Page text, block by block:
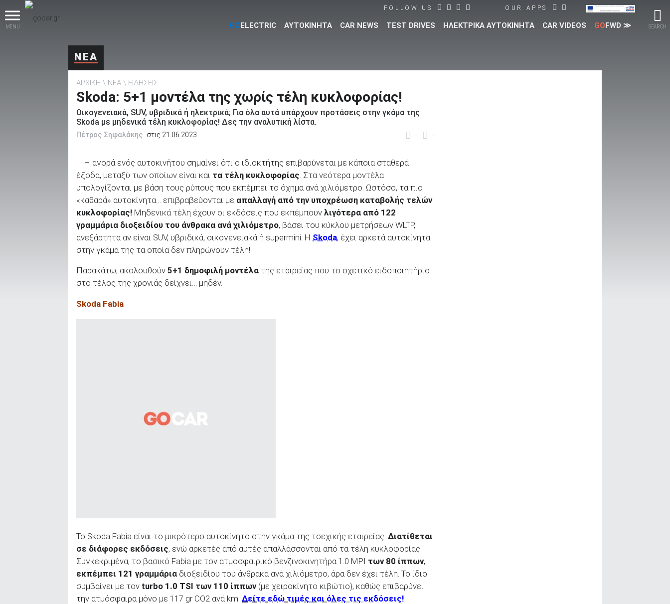
MENU SEARCH
FOLLOW US OUR APPS
GOELECTRIC ΑΥΤΟΚΙΝΗΤΑ CAR NEWS TEST DRIVES ΗΛΕΚΤΡΙΚΑ ΑΥΤΟΚΙΝΗΤΑ CAR VIDEOS GOFWD ≫
Βρες τα πάντα για το αυτοκίνητο!
βρες το!
ΝΕΑ
ΑΡΧΙΚΗ ΝΕΑ ΕΙΔΗΣΕΙΣ
Skoda: 5+1 μοντέλα της χωρίς τέλη κυκλοφορίας!
Οικογενειακά, SUV, υβριδικά ή ηλεκτρικά; Για όλα αυτά υπάρχουν προτάσεις στην γκάμα της
Skoda με μηδενικά τέλη κυκλοφορίας! Δες την αναλυτική λίστα.
- -
Πέτρος Σηφαλάκης στις 21.06.2023
Η αγορά ενός αυτοκινήτου σημαίνει ότι ο ιδιοκτήτης επιβαρύνεται με κάποια σταθερά
έξοδα, μεταξύ των οποίων είναι και τα τέλη κυκλοφορίας . Στα νεότερα μοντέλα
υπολογίζονται με βάση τους ρύπους που εκπέμπει το όχημα ανά χιλιόμετρο. Ωστόσο, τα πιο
«καθαρά» αυτοκίνητα… επιβραβεύονται με απαλλαγή από την υποχρέωση καταβολής τελών
κυκλοφορίας! Μηδενικά τέλη έχουν οι εκδόσεις που εκπέμπουν λιγότερα από 122
γραμμάρια διοξειδίου του άνθρακα ανά χιλιόμετρο, βάσει του κύκλου μετρήσεων WLTP,
ανεξάρτητα αν είναι SUV, υβριδικά, οικογενειακά ή supermini. Η Skoda, έχει αρκετά αυτοκίνητα
στην γκάμα της τα οποία δεν πληρώνουν τέλη!
Παρακάτω, ακολουθούν 5+1 δημοφιλή μοντέλα της εταιρείας που το σχετικό ειδοποιητήριο
στο τέλος της χρονιάς δείχνει… μηδέν.
Skoda Fabia
Το Skoda Fabia είναι το μικρότερο αυτοκίνητο στην γκάμα της τσεχικής εταιρείας. Διατίθεται
σε διάφορες εκδόσεις, ενώ αρκετές από αυτές απαλλάσσονται από τα τέλη κυκλοφορίας.
Συγκεκριμένα, το βασικό Fabia με τον ατμοσφαιρικό βενζινοκινητήρα 1.0 MPI των 80 ίππων,
εκπέμπει 121 γραμμάρια διοξειδίου του άνθρακα ανά χιλιόμετρο, άρα δεν έχει τέλη. Το ίδιο
συμβαίνει με τον turbo 1.0 TSI των 110 ίππων(με χειροκίνητο κιβώτιο), καθώς επιβαρύνει
την ατμόσφαιρα μόνο με 117 gr CO2 ανά km. Δείτε εδώ τιμές και όλες τις εκδόσεις!